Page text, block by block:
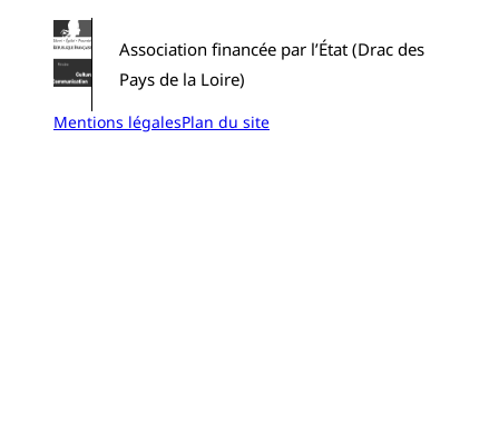
Association financée par l’État (Drac des
Pays de la Loire)
Mentions légalesPlan du site